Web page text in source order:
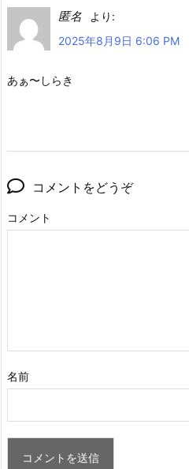
匿名
より:
2025年8月9日 6:06 PM
あぁ〜しらき
コメントをどうぞ
コメント
名前